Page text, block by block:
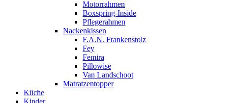
Motorrahmen
Boxspring-Inside
Pflegerahmen
Nackenkissen
F.A.N. Frankenstolz
Fey
Femira
Pillowise
Van Landschoot
Matratzentopper
Küche
Kinder